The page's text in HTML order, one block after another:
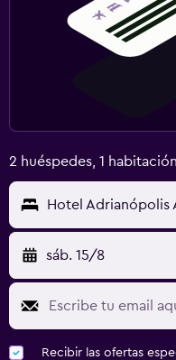
2 huéspedes, 1 habitación
Hotel Adrianópolis
sáb. 15/8
Recibir las ofertas